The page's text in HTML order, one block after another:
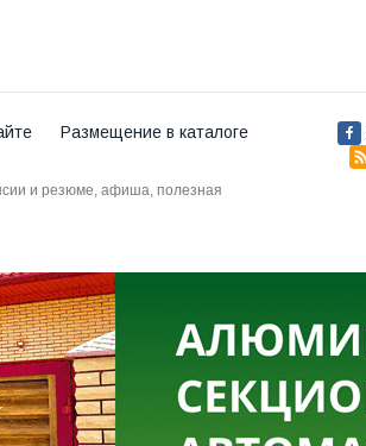
Размещение в каталоге
и резюме, афиша, полезная